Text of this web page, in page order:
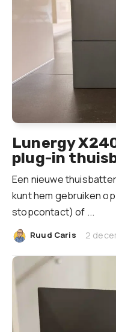
Lunergy
plug-in
Een nieuwe
kunt hem gebruiken
stopcontact) of ...
Ruud Caris 2